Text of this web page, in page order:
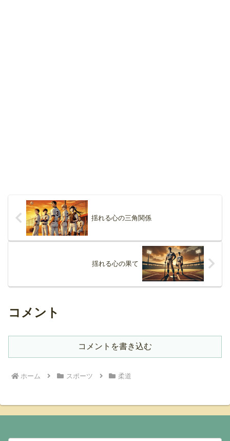
揺れる心の三角関係
揺れる心の果て
コメント
コメントを書き込む
ホーム スポーツ 柔道